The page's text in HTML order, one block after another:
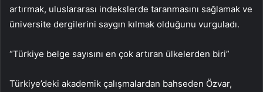
artırmak, uluslararası indekslerde taranmasını sağlamak ve
üniversite dergilerini saygın kılmak olduğunu vurguladı.
“Türkiye belge sayısını en çok artıran ülkelerden biri”
Türkiye’deki akademik çalışmalardan bahseden Özvar,